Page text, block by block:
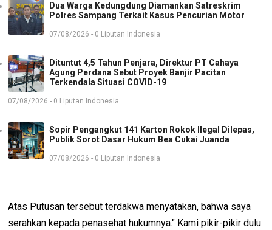
Dua Warga Kedungdung Diamankan Satreskrim
Polres Sampang Terkait Kasus Pencurian Motor
07/08/2026 - 0 Liputan Indonesia
Dituntut 4,5 Tahun Penjara, Direktur PT Cahaya
Agung Perdana Sebut Proyek Banjir Pacitan
Terkendala Situasi COVID-19
07/08/2026 - 0 Liputan Indonesia
Sopir Pengangkut 141 Karton Rokok Ilegal Dilepas,
Publik Sorot Dasar Hukum Bea Cukai Juanda
07/08/2026 - 0 Liputan Indonesia
Atas Putusan tersebut terdakwa menyatakan, bahwa saya
serahkan kepada penasehat hukumnya." Kami pikir-pikir dulu